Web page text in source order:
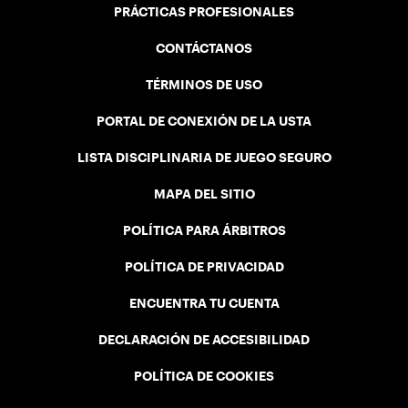
PRÁCTICAS PROFESIONALES
CONTÁCTANOS
TÉRMINOS DE USO
PORTAL DE CONEXIÓN DE LA USTA
LISTA DISCIPLINARIA DE JUEGO SEGURO
MAPA DEL SITIO
POLÍTICA PARA ÁRBITROS
POLÍTICA DE PRIVACIDAD
ENCUENTRA TU CUENTA
DECLARACIÓN DE ACCESIBILIDAD
POLÍTICA DE COOKIES